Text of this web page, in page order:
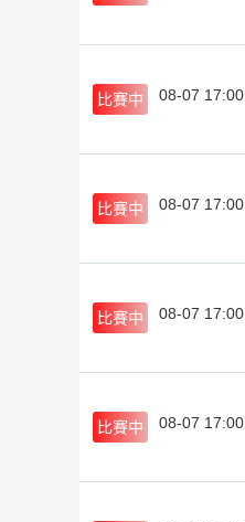
比賽中 08-07 17:00
比賽中 08-07 17:00
比賽中 08-07 17:00
比賽中 08-07 17:00